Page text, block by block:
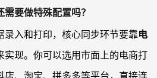
要做特殊配置吗？
录入和打印，核心同步环节要靠电
实现。你可以选用市面上的电商打
店、淘宝、拼多多等平台，直接连